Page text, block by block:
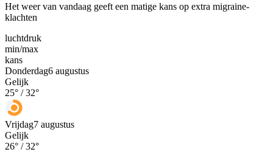
Het weer van vandaag geeft een matige kans op extra migraine-
klachten
luchtdruk
min/max
kans
Donderdag6 augustus
Gelijk
25° /32°
Vrijdag7 augustus
Gelijk
26° /32°